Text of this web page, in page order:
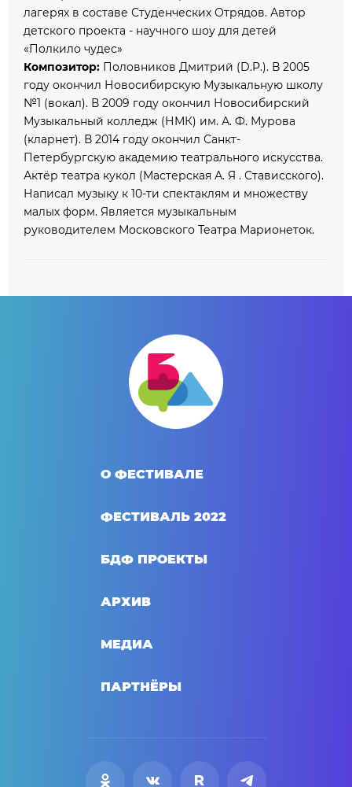
лагерях в составе Студенческих Отрядов. Автор
детского проекта - научного шоу для детей
«Полкило чудес»
Композитор: Половников Дмитрий (D.P.). В 2005
году окончил Новосибирскую Музыкальную школу
№1 (вокал). В 2009 году окончил Новосибирский
Музыкальный колледж (НМК) им. А. Ф. Мурова
(кларнет). В 2014 году окончил Санкт-
Петербургскую академию театрального искусства.
Актёр театра кукол (Мастерская А. Я . Стависского).
Написал музыку к 10-ти спектаклям и множеству
малых форм. Является музыкальным
руководителем Московского Театра Марионеток.
О ФЕСТИВАЛЕ
ФЕСТИВАЛЬ 2022
БДФ ПРОЕКТЫ
АРХИВ
МЕДИА
ПАРТНЁРЫ